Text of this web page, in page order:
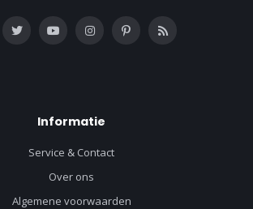
Informatie
Service & Contact
Over ons
Algemene voorwaarden